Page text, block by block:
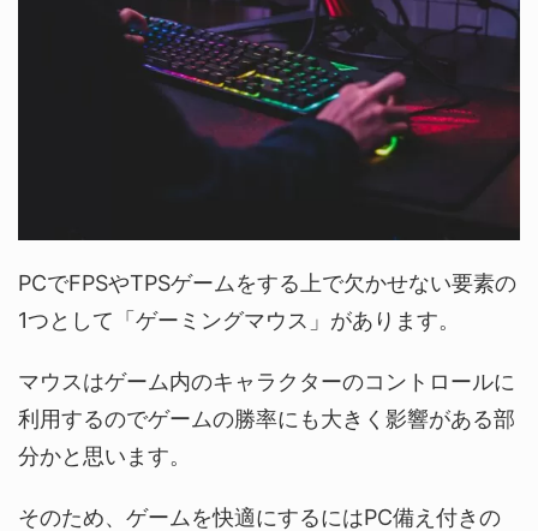
PCでFPSやTPSゲームをする上で欠かせない要素の
1つとして「ゲーミングマウス」があります。
マウスはゲーム内のキャラクターのコントロールに
利用するのでゲームの勝率にも大きく影響がある部
分かと思います。
そのため、ゲームを快適にするにはPC備え付きの